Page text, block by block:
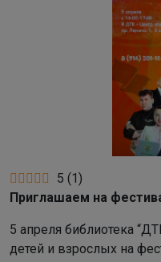
5 (1)
Приглашаем на
5 апреля библиотека
детей и взрослых на